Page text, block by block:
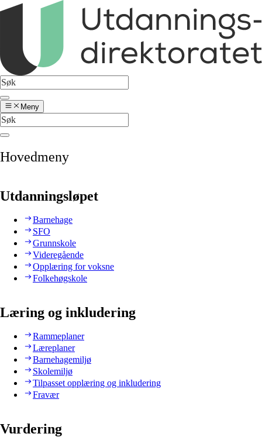
Meny
Hovedmeny
Utdanningsløpet
Barnehage
SFO
Grunnskole
Videregående
Opplæring for voksne
Folkehøgskole
Læring og inkludering
Rammeplaner
Læreplaner
Barnehagemiljø
Skolemiljø
Tilpasset opplæring og inkludering
Fravær
Vurdering